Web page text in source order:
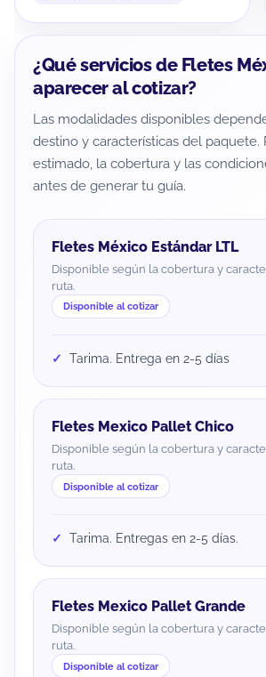
¿Qué servicios de Fletes
aparecer al cotizar?
Las modalidades disponibles
destino y características del paquete.
estimado, la cobertura y las
antes de generar tu guía.
Fletes México Estándar LTL
Disponible según la cobertura y
ruta.
Disponible al cotizar
Tarima. Entrega en 2-5 días
Fletes Mexico Pallet Chico
Disponible según la cobertura y
ruta.
Disponible al cotizar
Tarima. Entregas en 2-5 días.
Fletes Mexico Pallet Grande
Disponible según la cobertura y
ruta.
Disponible al cotizar